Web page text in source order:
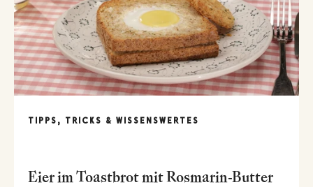
TIPPS, TRICKS & WISSENSWERTES
Eier im Toastbrot mit Rosmarin-Butter